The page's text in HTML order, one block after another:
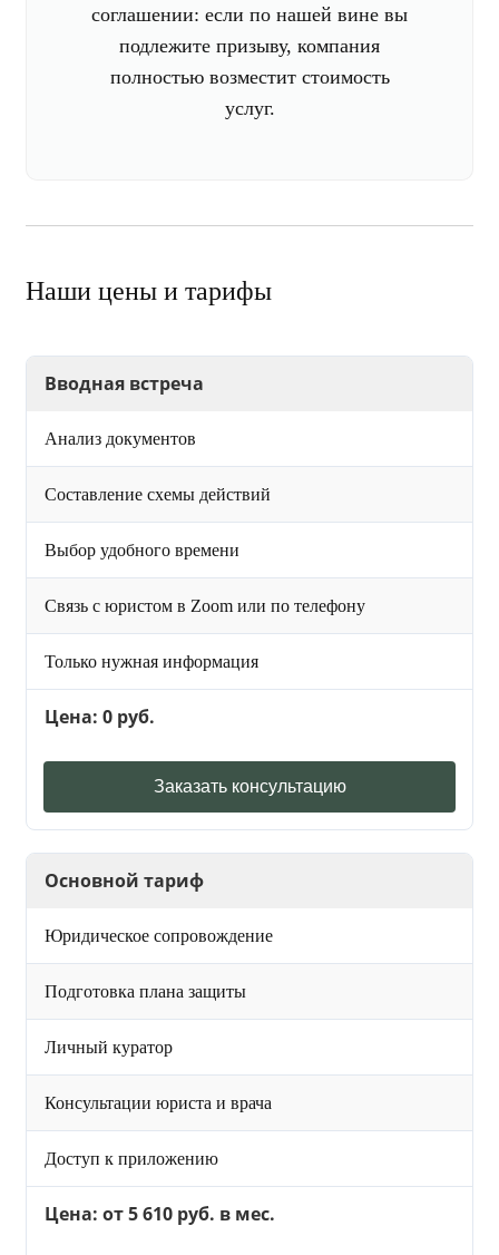
соглашении: если по нашей вине вы
подлежите призыву, компания
полностью возместит стоимость
услуг.
Наши цены и тарифы
Вводная встреча
Анализ документов
Составление схемы действий
Выбор удобного времени
Связь с юристом в Zoom или по телефону
Только нужная информация
Цена: 0 руб.
Заказать консультацию
Основной тариф
Юридическое сопровождение
Подготовка плана защиты
Личный куратор
Консультации юриста и врача
Доступ к приложению
Цена: от 5 610 руб. в мес.